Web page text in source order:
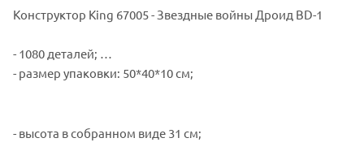
Конструктор King 67005 - Звездные войны Дроид BD-1
- 1080 деталей;
- размер упаковки: 50*40*10 см;
- высота в собранном виде 31 см;